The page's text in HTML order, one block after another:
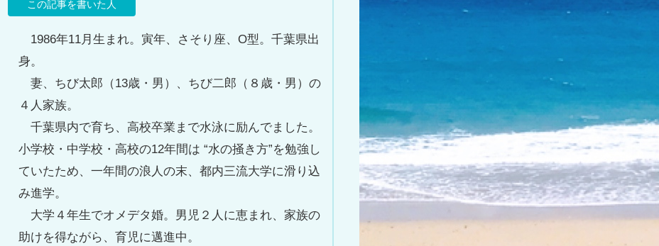
1986年11月生まれ。寅年、さそり座、O型。千葉県出
身。
妻、ちび太郎（13歳・男）、ちび二郎（８歳・男）の
４人家族。
千葉県内で育ち、高校卒業まで水泳に励んでました。
小学校・中学校・高校の12年間は “水の掻き方”を勉強し
ていたため、一年間の浪人の末、都内三流大学に滑り込
み進学。
大学４年生でオメデタ婚。男児２人に恵まれ、家族の
助けを得ながら、育児に邁進中。